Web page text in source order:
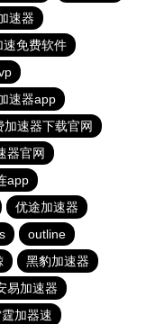
速器
速免费软件
速器app
速器下载官网
器官网
app
优途加速器
outline
黑豹加速器
易加速器
加器速